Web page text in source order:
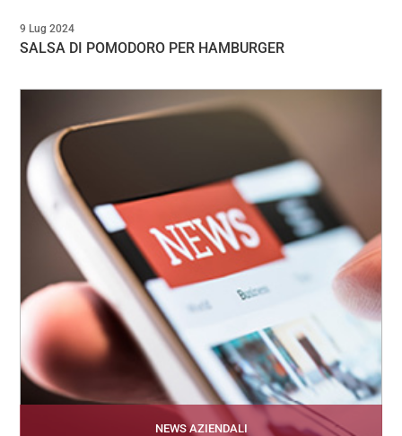
SALSA DI POMODORO PER HAMBURGER
9 Lug 2024
NEWS AZIENDALI